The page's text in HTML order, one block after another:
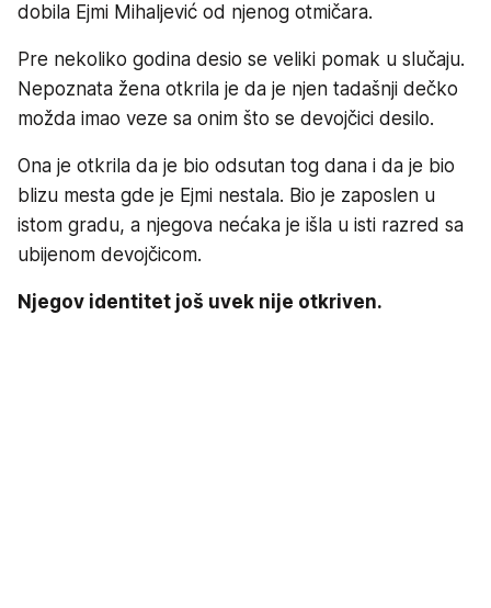
dobila Ejmi Mihaljević od njenog otmičara.
Pre nekoliko godina desio se veliki pomak u slučaju.
Nepoznata žena otkrila je da je njen tadašnji dečko
možda imao veze sa onim što se devojčici desilo.
Ona je otkrila da je bio odsutan tog dana i da je bio
blizu mesta gde je Ejmi nestala. Bio je zaposlen u
istom gradu, a njegova nećaka je išla u isti razred sa
ubijenom devojčicom.
Njegov identitet još uvek nije otkriven.